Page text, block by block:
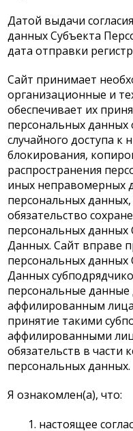
Датой выдачи
данных Субъекта
дата отправки
Сайт принимает
организационные и
обеспечивает их
персональных
случайного доступа к
блокирования,
распространения
иных неправомерных
персональных
обязательство
персональных данных
Данных. Сайт вправе
персональных данных
Данных
персональные данные
аффилированным
принятие такими
аффилированными
обязательств в части
персональных данных.
Я ознакомлен(а), что:
1. настоящее